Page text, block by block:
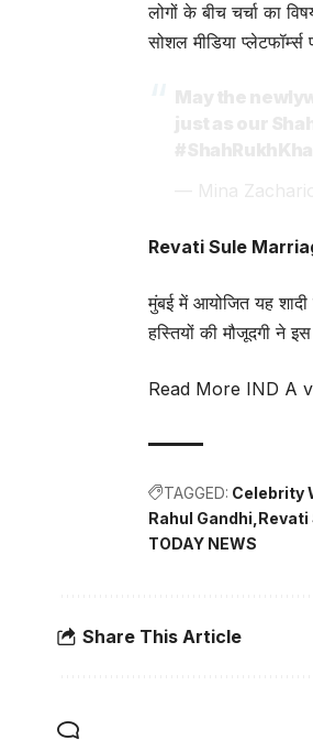
लोगों के बीच चर्चा का
सोशल मीडिया
Revati Sule
मुंबई में आयोजित यह
हस्तियों की मौजूदगी ने
Read More IND A
TAGGED: Celebrity
Rahul Gandhi Revati
TODAY NEWS
Share This Article